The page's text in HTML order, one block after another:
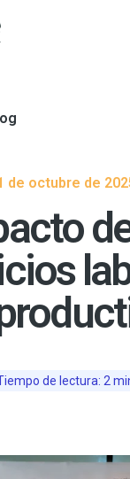
de octubre de
de lectura: 2